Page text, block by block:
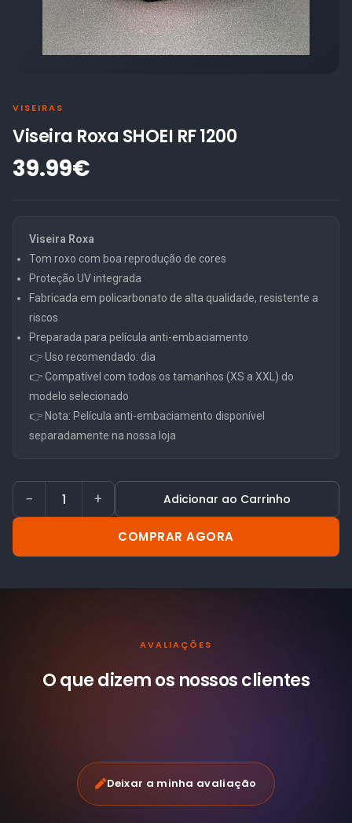
VISEIRAS
Viseira Roxa SHOEI RF 1200
39.99€
Viseira Roxa
Tom roxo com boa reprodução de cores
Proteção UV integrada
Fabricada em policarbonato de alta qualidade, resistente a
riscos
Preparada para película anti-embaciamento
👉 Uso recomendado: dia
👉 Compatível com todos os tamanhos (XS a XXL) do
modelo selecionado
👉 Nota: Película anti-embaciamento disponível
separadamente na nossa loja
− + Adicionar ao Carrinho
COMPRAR AGORA
AVALIAÇÕES
O que dizem os nossosclientes
Deixar a minha avaliação